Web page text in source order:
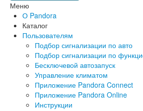
Меню
О Pandora
Каталог
Пользователям
Подбор сигнализации по авто
Подбор сигнализации по
Бесключевой автозапуск
Управление климатом
Приложение Pandora Connect
Приложение Pandora Online
Инструкции